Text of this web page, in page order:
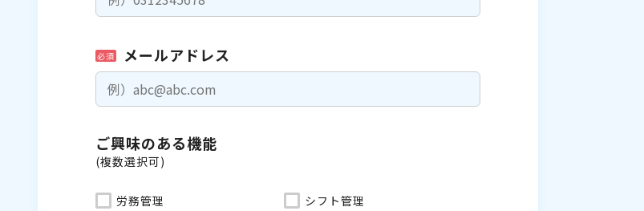
必須 メールアドレス
ご興味のある機能
(複数選択可)
労務管理 シフト管理